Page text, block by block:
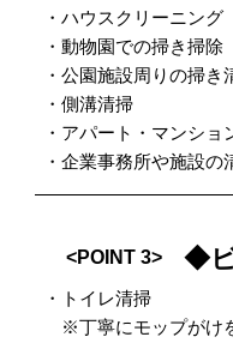
・ハウスクリーニング
・動物園での掃き掃除
・公園施設周りの掃き
・側溝清掃
・アパート・マンシ
・企業事務所や施設の
<POINT 3> ◆
・トイレ清掃
※丁寧にモップが